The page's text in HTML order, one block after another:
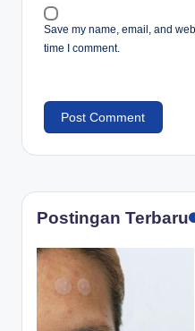
Save my name, email, and
time I comment.
Postingan Terbaru